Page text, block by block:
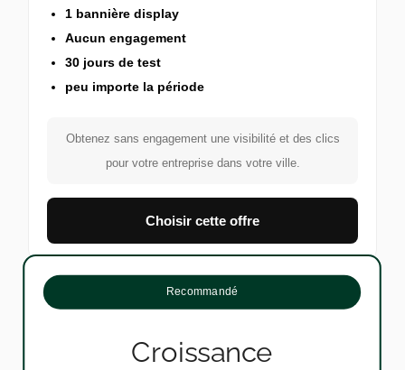
1 bannière display
Aucun engagement
30 jours de test
peu importe la période
Obtenez sans engagement une visibilité et des clics
pour votre entreprise dans votre ville.
Choisir cette offre
Recommandé
Croissance